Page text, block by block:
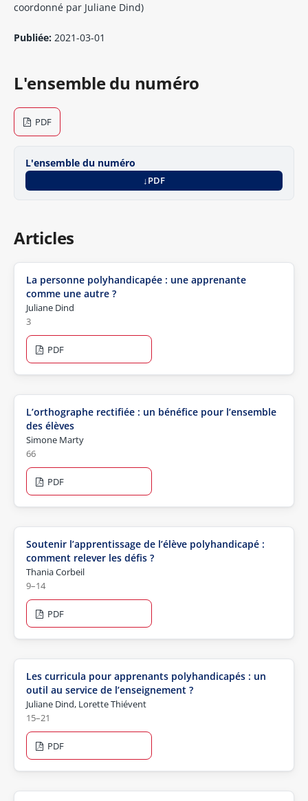
coordonné par Juliane Dind)
Publiée: 2021-03-01
L'ensemble du numéro
PDF
L'ensemble du numéro
PDF
Articles
La personne polyhandicapée : une apprenante
comme une autre ?
Juliane Dind
3
PDF
L’orthographe rectifiée : un bénéfice pour l’ensemble
des élèves
Simone Marty
66
PDF
Soutenir l’apprentissage de l’élève polyhandicapé :
comment relever les défis ?
Thania Corbeil
9–14
PDF
Les curricula pour apprenants polyhandicapés : un
outil au service de l’enseignement ?
Juliane Dind, Lorette Thiévent
15–21
PDF